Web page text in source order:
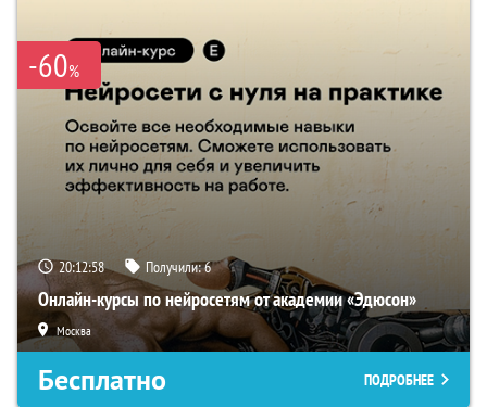
-60%
20:12:58 Получили:6
Онлайн-курсы по нейросетям от академии «Эдюсон»
Москва
Бесплатно ПОДРОБНЕЕ